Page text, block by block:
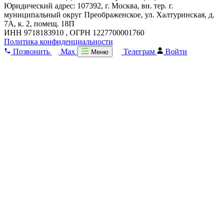
Юридический адрес: 107392, г. Москва, вн. тер. г.
муниципальный округ Преображенское, ул. Халтуринская, д.
7А, к. 2, помещ. 18П
ИНН 9718183910 , ОГРН 1227700001760
Политика конфиденциальности
Позвонить
Max Меню Телеграм Войти